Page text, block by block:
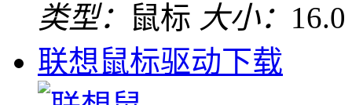
类型： 鼠标 大小：
联想鼠标驱动下载